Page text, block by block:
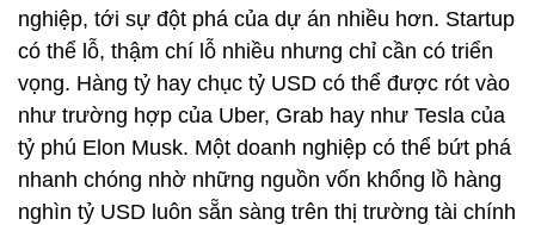
nghiệp, tới sự đột phá của dự án nhiều hơn. Startup
có thể lỗ, thậm chí lỗ nhiều nhưng chỉ cần có triển
vọng. Hàng tỷ hay chục tỷ USD có thể được rót vào
như trường hợp của Uber, Grab hay như Tesla của
tỷ phú Elon Musk. Một doanh nghiệp có thể bứt phá
nhanh chóng nhờ những nguồn vốn khổng lồ hàng
nghìn tỷ USD luôn sẵn sàng trên thị trường tài chính